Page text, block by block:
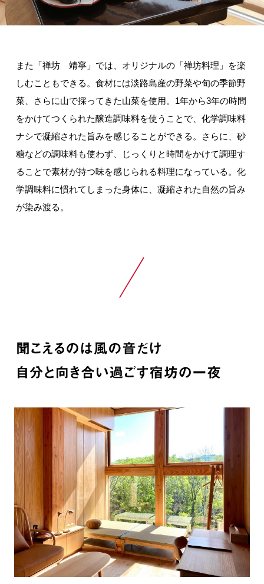
また「禅坊 靖寧」では、オリジナルの「禅坊料理」を楽
しむこともできる。食材には淡路島産の野菜や旬の季節野
菜、さらに山で採ってきた山菜を使用。1年から3年の時間
をかけてつくられた醸造調味料を使うことで、化学調味料
ナシで凝縮された旨みを感じることができる。さらに、砂
糖などの調味料も使わず、じっくりと時間をかけて調理す
ることで素材が持つ味を感じられる料理になっている。化
学調味料に慣れてしまった身体に、凝縮された自然の旨み
が染み渡る。